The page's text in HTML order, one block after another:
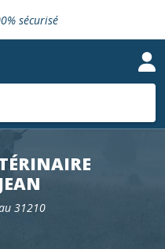
sécurisé
vétérinaire
vétérinaire
vétérinaire
en clinique
31210